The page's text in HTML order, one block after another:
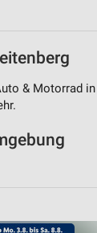
& Motorrad